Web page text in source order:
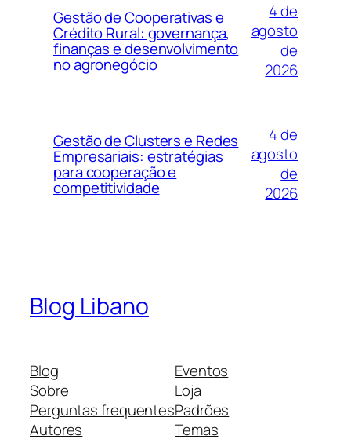
Gestão de Cooperativas e
Crédito Rural: governança,
finanças e desenvolvimento
no agronegócio
4 de
agosto
de
2026
Gestão de Clusters e Redes
Empresariais: estratégias
para cooperação e
competitividade
4 de
agosto
de
2026
Blog Libano
Blog
Sobre
Perguntas frequentes
Autores
Eventos
Loja
Padrões
Temas